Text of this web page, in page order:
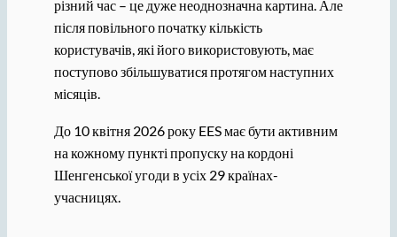
різний час – це дуже неоднозначна картина. Але
після повільного початку кількість
користувачів, які його використовують, має
поступово збільшуватися протягом наступних
місяців.
До 10 квітня 2026 року EES має бути активним
на кожному пункті пропуску на кордоні
Шенгенської угоди в усіх 29 країнах-
учасницях.